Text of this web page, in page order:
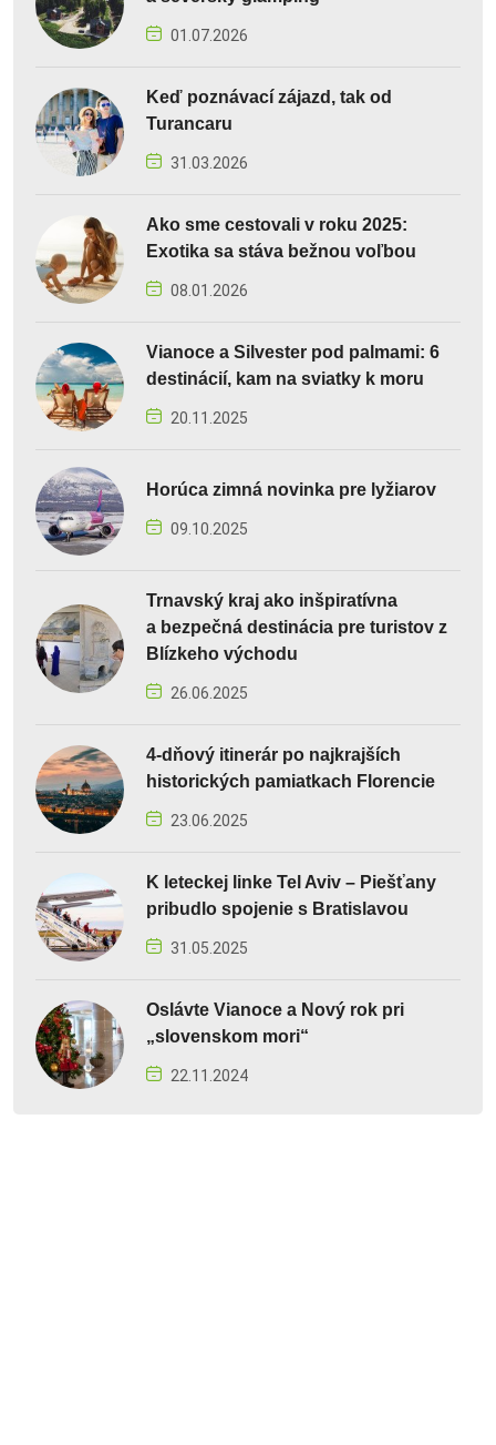
01.07.2026
Keď poznávací zájazd, tak od
Turancaru
31.03.2026
Ako sme cestovali v roku 2025:
Exotika sa stáva bežnou voľbou
08.01.2026
Vianoce a Silvester pod palmami: 6
destinácií, kam na sviatky k moru
20.11.2025
Horúca zimná novinka pre lyžiarov
09.10.2025
Trnavský kraj ako inšpiratívna
a bezpečná destinácia pre turistov z
Blízkeho východu
26.06.2025
4-dňový itinerár po najkrajších
historických pamiatkach Florencie
23.06.2025
K leteckej linke Tel Aviv – Piešťany
pribudlo spojenie s Bratislavou
31.05.2025
Oslávte Vianoce a Nový rok pri
„slovenskom mori“
22.11.2024